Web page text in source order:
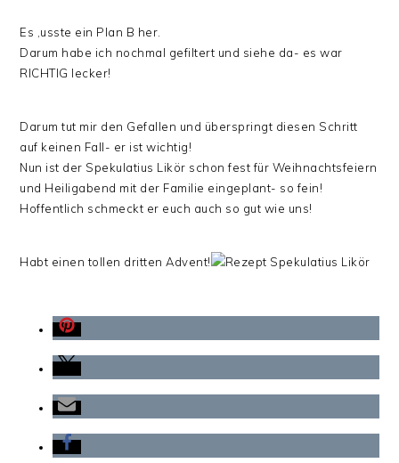
Es ,usste ein Plan B her.
Darum habe ich nochmal gefiltert und siehe da- es war
RICHTIG lecker!
Darum tut mir den Gefallen und überspringt diesen Schritt
auf keinen Fall- er ist wichtig!
Nun ist der Spekulatius Likör schon fest für Weihnachtsfeiern
und Heiligabend mit der Familie eingeplant- so fein!
Hoffentlich schmeckt er euch auch so gut wie uns!
Habt einen tollen dritten Advent!